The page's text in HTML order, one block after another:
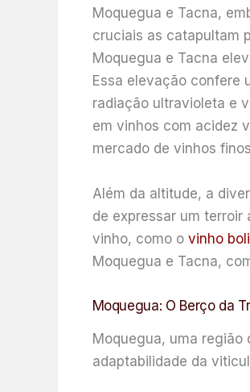
Moquegua e Tacna,
cruciais as catapultam
Moquegua e Tacna
Essa elevação confere
radiação ultravioleta e
em vinhos com acidez
mercado de vinhos
Além da altitude, a
de expressar um terroir
vinho, como o vinho
Moquegua e Tacna,
Moquegua: O Berço da
Moquegua, uma
adaptabilidade da